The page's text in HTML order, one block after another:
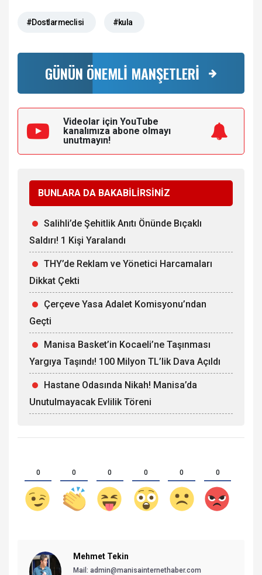
#Dostlarmeclisi #kula
GÜNÜN ÖNEMLİ MANŞETLERİ
Videolar için YouTube
kanalımıza abone olmayı
unutmayın!
BUNLARA DA BAKABİLİRSİNİZ
Salihli’de Şehitlik Anıtı Önünde Bıçaklı
Saldırı! 1 Kişi Yaralandı
THY’de Reklam ve Yönetici Harcamaları
Dikkat Çekti
Çerçeve Yasa Adalet Komisyonu’ndan
Geçti
Manisa Basket’in Kocaeli’ne Taşınması
Yargıya Taşındı! 100 Milyon TL’lik Dava Açıldı
Hastane Odasında Nikah! Manisa’da
Unutulmayacak Evlilik Töreni
0 0 0 0 0 0
Mehmet Tekin
Mail: admin@manisainternethaber.com